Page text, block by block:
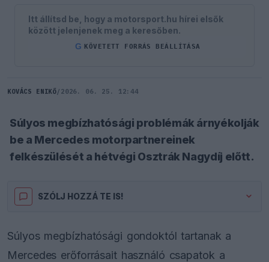
Itt állítsd be, hogy a motorsport.hu hírei elsők
között jelenjenek meg a keresőben.
G KÖVETETT FORRÁS BEÁLLÍTÁSA
KOVÁCS ENIKŐ/ 2026. 06. 25. 12:44
Súlyos megbízhatósági problémák árnyékolják
be a Mercedes motorpartnereinek
felkészülését a hétvégi Osztrák Nagydíj előtt.
SZÓLJ HOZZÁ TE IS!
Súlyos megbízhatósági gondoktól tartanak a
Mercedes erőforrásait használó csapatok a